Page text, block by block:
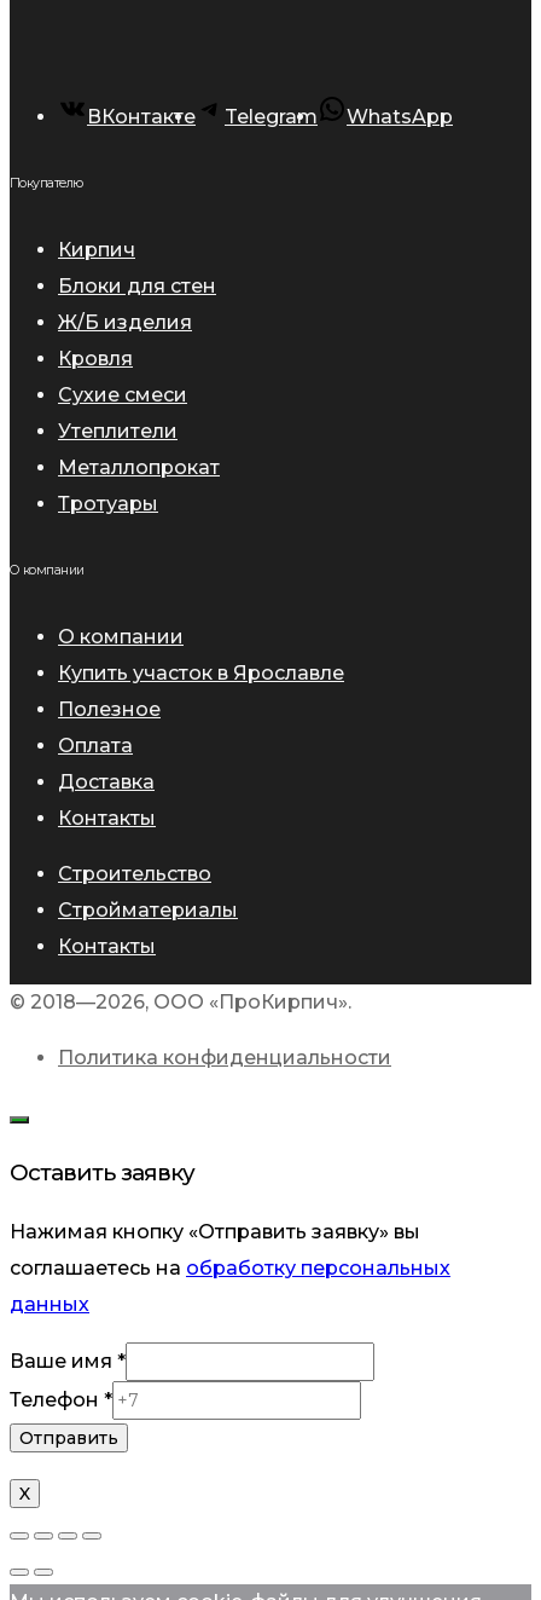
ВКонтакте Telegram WhatsApp
Покупателю
Кирпич
Блоки для стен
Ж/Б изделия
Кровля
Сухие смеси
Утеплители
Металлопрокат
Тротуары
О компании
О компании
Купить участок в Ярославле
Полезное
Оплата
Доставка
Контакты
Строительство
Стройматериалы
Контакты
© 2018—2026, ООО «ПроКирпич».
Политика конфиденциальности
Оставить заявку
Нажимая кнопку «Отправить заявку» вы
соглашаетесь на обработку персональных
данных
Ваше имя *
Ваше
имя
Телефон *
Отправить
X